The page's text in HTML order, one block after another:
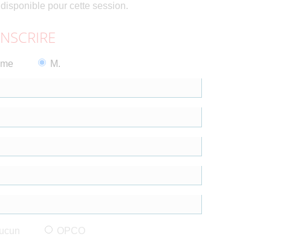
pour cette session.
M.
OPCO